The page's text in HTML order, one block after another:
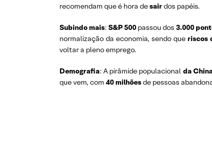
recomendam que é hora desairdos papéis.
Subindo mais:S&P 500 passou dos3.000
normalização da economia, sendo que riscos
voltar a pleno emprego.
Demografia: A pirâmide populacional da
que vem, com 40 milhõesde pessoas